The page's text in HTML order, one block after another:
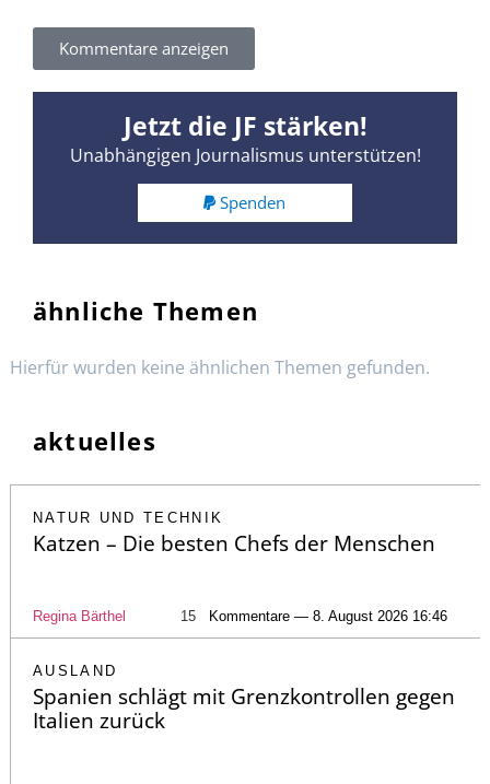
Kommentare anzeigen
Jetzt die JF stärken!
Unabhängigen Journalismus unterstützen!
Spenden
ähnliche Themen
Hierfür wurden keine ähnlichen Themen gefunden.
aktuelles
NATUR UND TECHNIK
Katzen – Die besten Chefs der Menschen
Regina Bärthel 15 Kommentare — 8. August 2026 16:46
AUSLAND
Spanien schlägt mit Grenzkontrollen gegen
Italien zurück